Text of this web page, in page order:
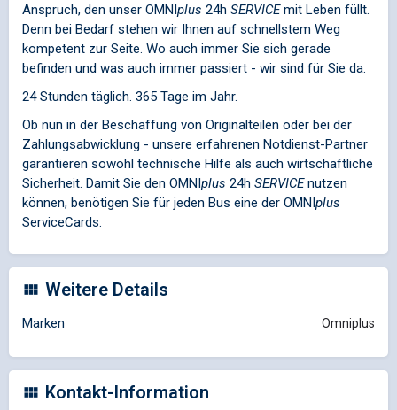
Anspruch, den unser OMNIplus 24h SERVICEmit Leben füllt.
Denn bei Bedarf stehen wir Ihnen auf schnellstem Weg
kompetent zur Seite. Wo auch immer Sie sich gerade
befinden und was auch immer passiert - wir sind für Sie da.
24 Stunden täglich. 365 Tage im Jahr.
Ob nun in der Beschaffung von Originalteilen oder bei der
Zahlungsabwicklung - unsere erfahrenen Notdienst-Partner
garantieren sowohl technische Hilfe als auch wirtschaftliche
Sicherheit. Damit Sie den OMNIplus 24h SERVICEnutzen
können, benötigen Sie für jeden Bus eine der OMNIplus
ServiceCards.
Weitere Details
Marken Omniplus
Kontakt-Information